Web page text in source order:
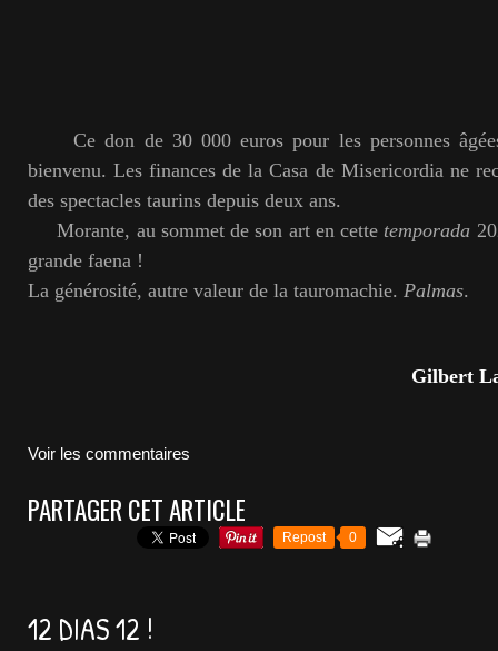
Ce don de 30 000 euros pour les personnes
bienvenu. Les finances de la Casa de Misericordia ne
des spectacles taurins depuis deux ans.
Morante, au sommet de son art en cette temporada
grande faena !
La générosité, autre valeur de la tauromachie. Palmas.
Gilbert
Voir les commentaires
PARTAGER CET ARTICLE
Repost 0
12 DIAS 12 !